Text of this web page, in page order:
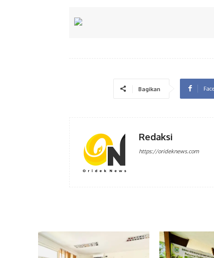
Bagikan
Redaksi
https://orideknews.com